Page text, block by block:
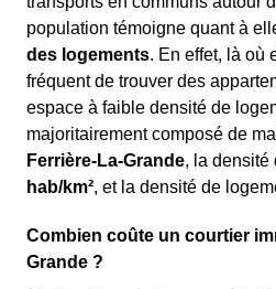
population témoigne quant à
des logements. En effet, là où
fréquent de trouver des
espace à faible densité de
majoritairement composé de
Ferrière-La-Grande, la densité
hab/km², et la densité de
Combien coûte un courtier
Grande ?